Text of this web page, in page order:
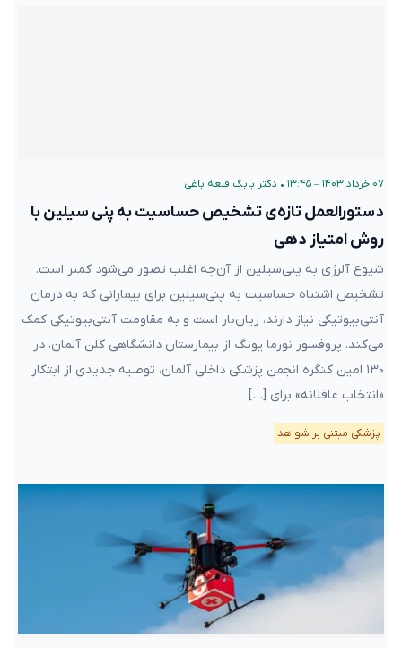
۰۷ خرداد ۱۴۰۳ – ۱۳:۴۵ • دکتر بابک قلعه‌ باغی
دستورالعمل تازه‌ی تشخیص حساسیت به پنی سیلین با
روش امتیاز دهی
شیوع آلرژی به پنی‌سیلین از آن‌چه اغلب تصور می‌شود کمتر است.
تشخیص اشتباه حساسیت به پنی‌سیلین برای بیمارانی که به درمان
آنتی‌بیوتیکی نیاز دارند، زیان‌بار است و به مقاومت آنتی‌بیوتیکی کمک
‌می‌کند. پروفسور نورما یونگ از بیمارستان دانشگاهی کلن آلمان، در
۱۳۰ امین کنگره انجمن پزشکی داخلی آلمان، توصیه جدیدی از ابتکار
«انتخاب عاقلانه» برای […]
پزشکی مبتنی بر شواهد